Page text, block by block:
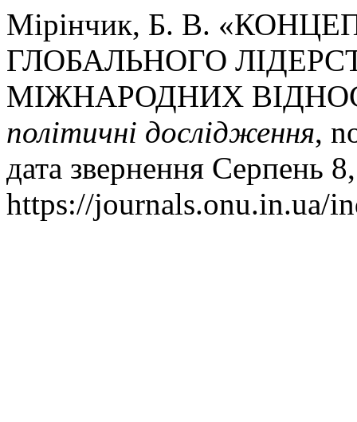
Мірінчик, Б. В.
ГЛОБАЛЬНОГО
МІЖНАРОДНИХ
політичні дослідження,
дата звернення Серпень
https://journals.onu.in.ua/